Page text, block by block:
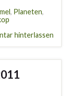
, Planeten,
hinterlassen